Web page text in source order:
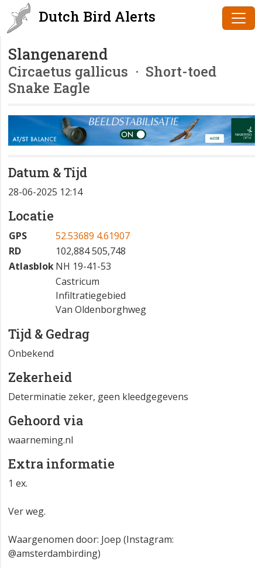
Dutch Bird Alerts
Slangenarend
Circaetus gallicus · Short-toed
Snake Eagle
Datum & Tijd
28-06-2025 12:14
Locatie
GPS
52.53689 4.61907
RD
102,884 505,748
AtlasblokNH 19-41-53
Castricum
Infiltratiegebied
Van Oldenborghweg
Tijd & Gedrag
Onbekend
Zekerheid
Determinatie zeker, geen kleedgegevens
Gehoord via
waarneming.nl
Extra informatie
1 ex.
Ver weg.
Waargenomen door: Joep (Instagram:
@amsterdambirding)